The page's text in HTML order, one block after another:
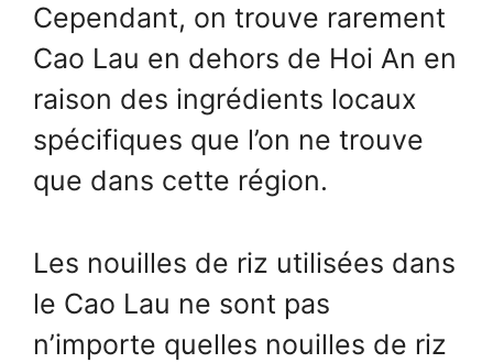
Cependant, on trouve rarement
Cao Lau en dehors de Hoi An en
raison des ingrédients locaux
spécifiques que l’on ne trouve
que dans cette région.
Les nouilles de riz utilisées dans
le Cao Lau ne sont pas
n’importe quelles nouilles de riz